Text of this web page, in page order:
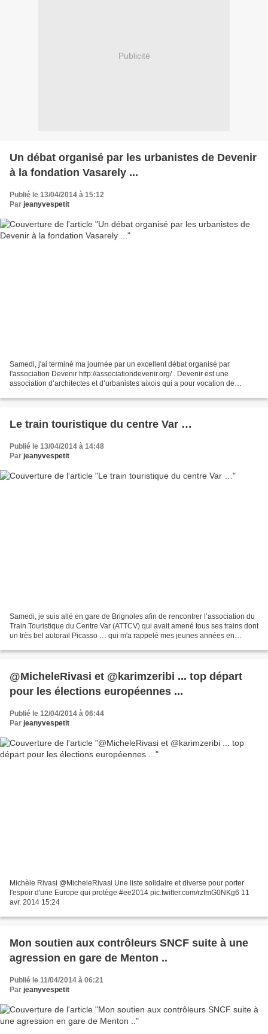
Publicité
Un débat organisé par les urbanistes de Devenir
à la fondation Vasarely ...
Publié le 13/04/2014 à 15:12
Par jeanyvespetit
Samedi, j'ai terminé ma journée par un excellent débat organisé par
l'association Devenir http://associationdevenir.org/ . Devenir est une
association d’architectes et d’urbanistes aixois qui a pour vocation de
Le train touristique du centre Var …
Publié le 13/04/2014 à 14:48
Par jeanyvespetit
Samedi, je suis allé en gare de Brignoles afin de rencontrer l’association du
Train Touristique du Centre Var (ATTCV) qui avait amené tous ses trains dont
un très bel autorail Picasso … qui m'a rappelé mes jeunes années en
@MicheleRivasi et @karimzeribi ... top départ
pour les élections européennes ...
Publié le 12/04/2014 à 06:44
Par jeanyvespetit
Michèle Rivasi @MicheleRivasi Une liste solidaire et diverse pour porter
l'espoir d'une Europe qui protège #ee2014 pic.twitter.com/rzfmG0NKg6 11
avr. 2014 15:24
Mon soutien aux contrôleurs SNCF suite à une
agression en gare de Menton ..
Publié le 11/04/2014 à 06:21
Par jeanyvespetit